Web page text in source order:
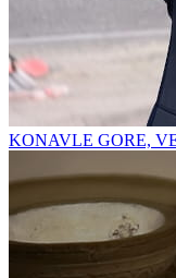
KONAVLE GORE,